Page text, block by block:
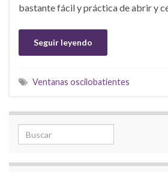
bastante fácil y práctica de abrir y
Seguir leyendo
Ventanas oscilobatientes
Search for: